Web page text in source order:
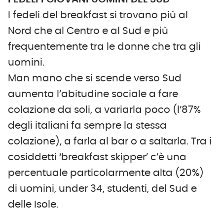
I fedeli del breakfast si trovano più al
Nord che al Centro e al Sud e più
frequentemente tra le donne che tra gli
uomini.
Man mano che si scende verso Sud
aumenta l’abitudine sociale a fare
colazione da soli, a variarla poco (l’87%
degli italiani fa sempre la stessa
colazione), a farla al bar o a saltarla. Tra i
cosiddetti ‘breakfast skipper’ c’è una
percentuale particolarmente alta (20%)
di uomini, under 34, studenti, del Sud e
delle Isole.